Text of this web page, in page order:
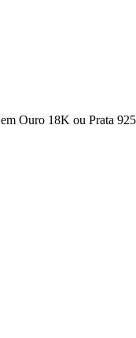
Ouro 18K ou Prata